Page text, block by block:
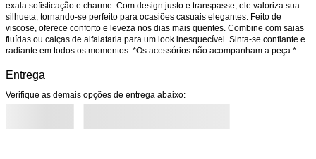
exala sofisticação e charme. Com design justo e transpasse, ele valoriza sua
silhueta, tornando-se perfeito para ocasiões casuais elegantes. Feito de
viscose, oferece conforto e leveza nos dias mais quentes. Combine com saias
fluídas ou calças de alfaiataria para um look inesquecível. Sinta-se confiante e
radiante em todos os momentos. *Os acessórios não acompanham a peça.*
Entrega
Verifique as demais opções de entrega abaixo: